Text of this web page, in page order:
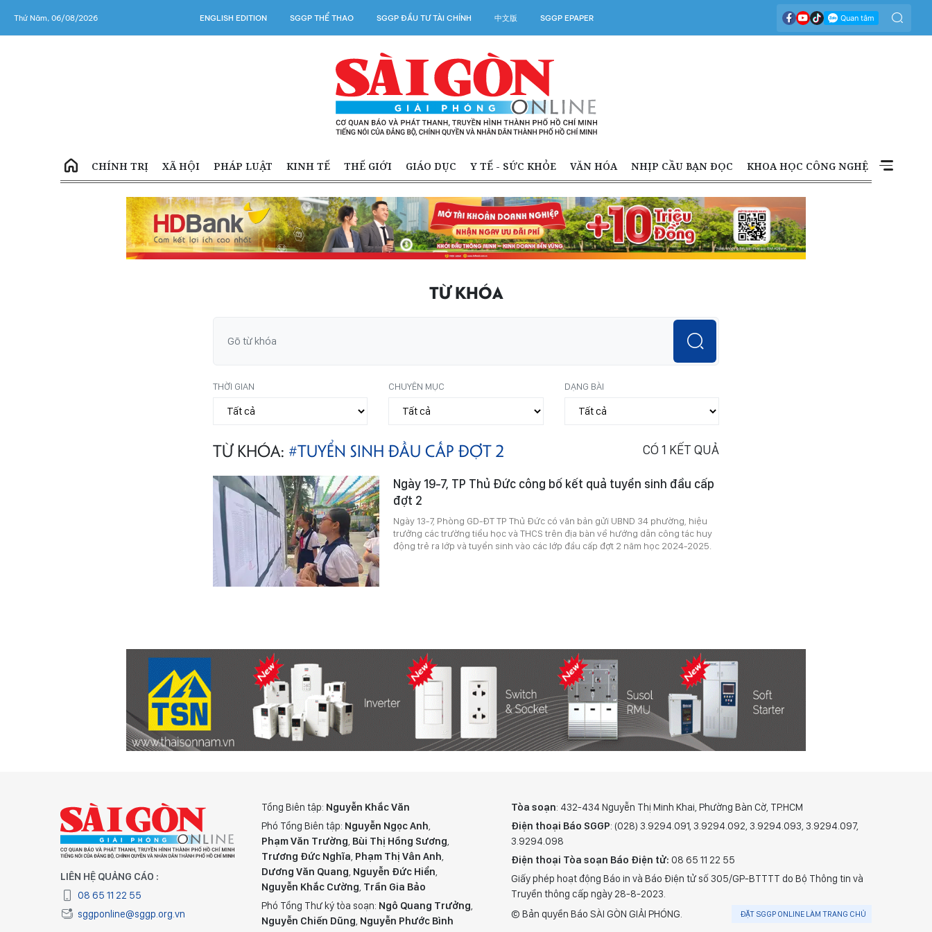
Thứ Năm, 06/08/2026 ENGLISH EDITION SGGP THỂ THAO SGGP ĐẦU TƯ TÀI CHÍNH 中文版 SGGP EPAPER
CHÍNH TRỊ XÃ HỘI PHÁP LUẬT KINH TẾ THẾ GIỚI GIÁO DỤC Y TẾ - SỨC KHỎE VĂN HÓA NHỊP CẦU BẠN ĐỌC KHOA HỌC CÔNG NGHỆ
TỪ KHÓA
THỜI GIAN CHUYÊN MỤC DẠNG BÀI
TỪ KHÓA: #TUYỂN SINH ĐẦU CẤP ĐỢT 2 CÓ 1 KẾT QUẢ
Ngày 19-7, TP Thủ Đức công bố kết quả tuyển sinh đầu cấp
đợt 2
Ngày 13-7, Phòng GD-ĐT TP Thủ Đức có văn bản gửi UBND 34 phường, hiệu
trưởng các trường tiểu học và THCS trên địa bàn về hướng dẫn công tác huy
động trẻ ra lớp và tuyển sinh vào các lớp đầu cấp đợt 2 năm học 2024-2025.
LIÊN HỆ QUẢNG CÁO :
08 65 11 22 55
sggponline@sggp.org.vn
Tổng Biên tập: Nguyễn Khắc Văn
Phó Tổng Biên tập: Nguyễn Ngọc Anh,
Phạm Văn Trường, Bùi Thị Hồng Sương,
Trương Đức Nghĩa, Phạm Thị Vân Anh,
Dương Văn Quang, Nguyễn Đức Hiển,
Nguyễn Khắc Cường, Trần Gia Bảo
Phó Tổng Thư ký tòa soạn: Ngô Quang Trưởng,
Nguyễn Chiến Dũng, Nguyễn Phước Bình
Tòa soạn: 432-434 Nguyễn Thị Minh Khai, Phường Bàn Cờ, TP.HCM
Điện thoại Báo SGGP: (028) 3.9294.091, 3.9294.092, 3.9294.093, 3.9294.097,
3.9294.098
Điện thoại Tòa soạn Báo Điện tử: 08 65 11 22 55
Giấy phép hoạt động Báo in và Báo Điện tử số 305/GP-BTTTT do Bộ Thông tin và
Truyền thông cấp ngày 28-8-2023.
© Bản quyền Báo SÀI GÒN GIẢI PHÓNG.
ĐẶT SGGP ONLINE LÀM TRANG CHỦ